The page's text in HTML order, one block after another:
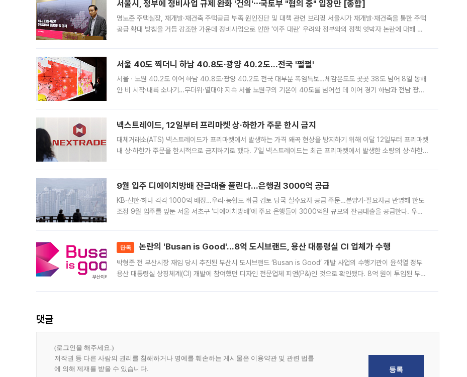
서울시, 정부에 정비사업 규제 완화 '건의'⋯국토부 "협의 중" 입장만 [종합]
명노준 주택실장, 재개발·재건축 주택공급 부족 원인진단 및 대책 관련 브리핑 서울시가 재개발·재건축을 통한 주택
공급 확대 방침을 거듭 강조한 가운데 정비사업으로 인한 '이주 대란' 우려와 정부와의 정책 엇박자 논란에 대해 정
서울 40도 찍더니 하남 40.8도·광양 40.2도…전국 '펄펄'
서울ㆍ노원 40.2도 이어 하남 40.8도·광양 40.2도 전국 대부분 폭염특보…체감온도도 곳곳 38도 넘어 8일 동해
안 비 시작·내륙 소나기…무더위·열대야 지속 서울 노원구의 기온이 40도를 넘어선 데 이어 경기 하남과 전남 광양
넥스트레이드, 12일부터 프리마켓 상·하한가 주문 한시 금지
대체거래소(ATS) 넥스트레이드가 프리마켓에서 발생하는 가격 왜곡 현상을 방지하기 위해 이달 12일부터 프리마켓
내 상·하한가 주문을 한시적으로 금지하기로 했다. 7일 넥스트레이드는 최근 프리마켓에서 발생한 소량의 상·하한
9월 입주 디에이치방배 잔금대출 풀린다…은행권 3000억 공급
KB·신한·하나 각각 1000억 배정…우리·농협도 취급 검토 당국 실수요자 공급 주문…분양가·필요자금 반영해 한도
조정 9월 입주를 앞둔 서울 서초구 ‘디에이치방배’에 주요 은행들이 3000억원 규모의 잔금대출을 공급한다. 우리
단독 논란의 'Busan is Good'…8억 도시브랜드, 용산 대통령실 CI 업체가 수행
박형준 전 부산시장 재임 당시 추진된 부산시 도시브랜드 ‘Busan is Good’ 개발 사업의 수행기관이 윤석열 정부
용산 대통령실 상징체계(CI) 개발에 참여했던 디자인 전문업체 피앤(P&)인 것으로 확인됐다. 8억 원이 투입된 부산
댓글